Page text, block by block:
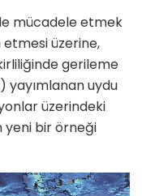
mücadele etmek
etmesi üzerine,
gerileme
yayımlanan uydu
üzerindeki
yeni bir örneği